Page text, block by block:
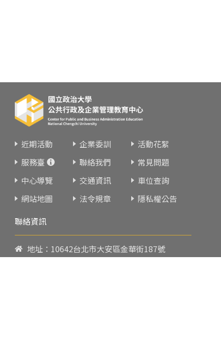
近期活動 企業委訓
活動花絮
服務臺
聯絡我們
常見問題
中心導覽
交通資訊
車位查詢
網站地圖
法令規章
隱私權公告
聯絡資訊
地址：10642台北市大安區金華街187號